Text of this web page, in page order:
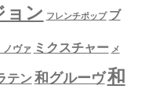
ョン フレンチポップ ブ
ノヴァ ミクスチャー メ
テン 和グルーヴ和